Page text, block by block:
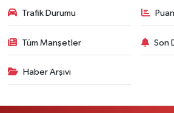
Trafik Durumu
Tüm Manşetler Son
Haber Arşivi